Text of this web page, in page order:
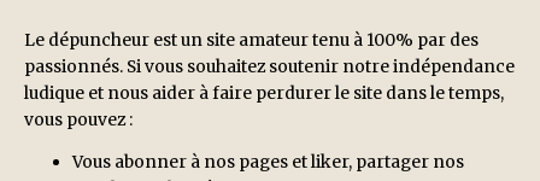
Le dépuncheur est un site amateur tenu à 100% par des
passionnés. Si vous souhaitez soutenir notre indépendance
ludique et nous aider à faire perdurer le site dans le temps,
vous pouvez :
Vous abonner à nos pages et liker, partager nos